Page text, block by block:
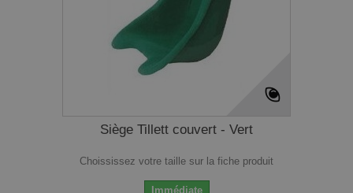
Siège Tillett couvert - Vert
Choississez votre taille sur la fiche produit
Immédiate